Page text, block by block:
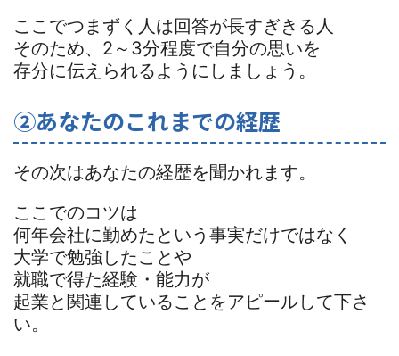
ここでつまずく人は回答が長すぎきる人
そのため、2～3分程度で自分の思いを
存分に伝えられるようにしましょう。
②あなたのこれまでの経歴
その次はあなたの経歴を聞かれます。
ここでのコツは
何年会社に勤めたという事実だけではなく
大学で勉強したことや
就職で得た経験・能力が
起業と関連していることをアピールして下さ
い。